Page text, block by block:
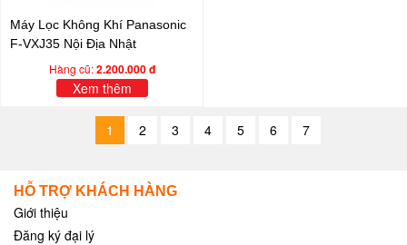
Máy Lọc Không Khí Panasonic
F-VXJ35 Nội Địa Nhật
Hàng cũ:2.200.000 đ
Xem thêm
1 2 3 4 5 6 7
HỖ TRỢ KHÁCH HÀNG
Giới thiệu
Đăng ký đại lý